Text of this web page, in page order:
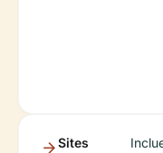
Sites